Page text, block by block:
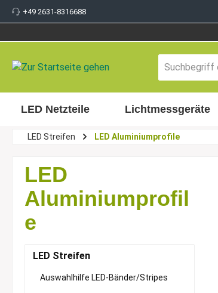
springen
+49 2631-8316688
LED Netzteile Lichtmessgeräte
LED Streifen LED Aluminiumprofile
LED
Aluminiumprofil
e
LED Streifen
Auswahlhilfe LED-Bänder/Stripes